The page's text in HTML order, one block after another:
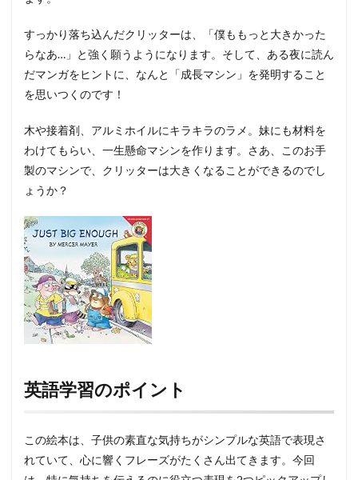
すっかり落ち込んだクリッターは、「僕ももっと大きかった
らなあ…」と強く願うようになります。そして、ある夜に読ん
だマンガをヒントに、なんと「成長マシン」を発明すること
を思いつくのです！
木や接着剤、アルミホイルにキラキラのラメ。妹にも材料を
わけてもらい、一生懸命マシンを作ります。さあ、このお手
製のマシンで、クリッターは大きくなることができるのでし
ょうか？
英語学習のポイント
この絵本は、子供の素直な気持ちがシンプルな英語で表現さ
れていて、心に響くフレーズがたくさん出てきます。今回